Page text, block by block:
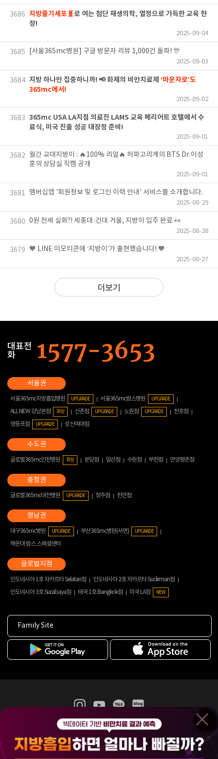
3686 지방줄기세포🧬로 여는 첨단 재생의학, 열정으로 가득한 교육 현
장!
2025-09-04
3685 [서울365mc병원] 구글 방문자 리뷰 1,000건 돌파! 🎊
2025-09-03
3684 지방 하나만 집중하니까! 📢 화제의 비만치료제 ‘마운자로’도
365mc에서!
2025-09-02
3683 365mc USA LA지점 의료진 LAMS 교육 메리어트 호텔에서 수
료식, 미국 진출 성공 대장정 준비!
2025-09-01
3682
월간 교대지방이 : 🔥100% 리얼🔥 허파고리계의 BTS Dr.이성
훈의 상담실 직캠 공개
2025-09-01
3681 멤버십앱 '회원정보 및 로그인 이력 안내' 서비스를 소개합니다.
2025-08-29
3680 0원 전세 실화?! 세종대·건대 거울, 지방이 입주 완료 👀
2025-08-28
3679 🧡 LINE 이모티콘에 ‘지방이’가 출현했습니다! 🧡
2025-08-27
더보기
대표전
화
서울365mc지방흡입병원 UPGRADE 서울365mc람스병원 UPGRADE
ALL NEW 강남본점 확장 신촌점 UPGRADE 노원점 UPGRADE
천호점
영등포점
UPGRADE 성신여대점
글로벌365mc인천병원 확장 분당점 일산점 수원점 부천점 안양평촌점
글로벌365mc대전병원 UPGRADE 청주점 천안점
대구365mc병원 UPGRADE 부산365mc병원(서면) UPGRADE
해운대 람스 스페셜센터
인도네시아 1호 자카르타 Selatan점
인도네시아 2호 자카르타 Sudirman점
인도네시아 3호 Surabaya점
태국 1호 Bangkok점 미국 LA점 NEW
Family Site
365mc 병·의원 이용약관
홈페이지 이용약관
비급여진료수가
(주)365mcㅣ서울특별시 서초구 서초대로52길 7, 3~4층(서초동, 제일빌딩)